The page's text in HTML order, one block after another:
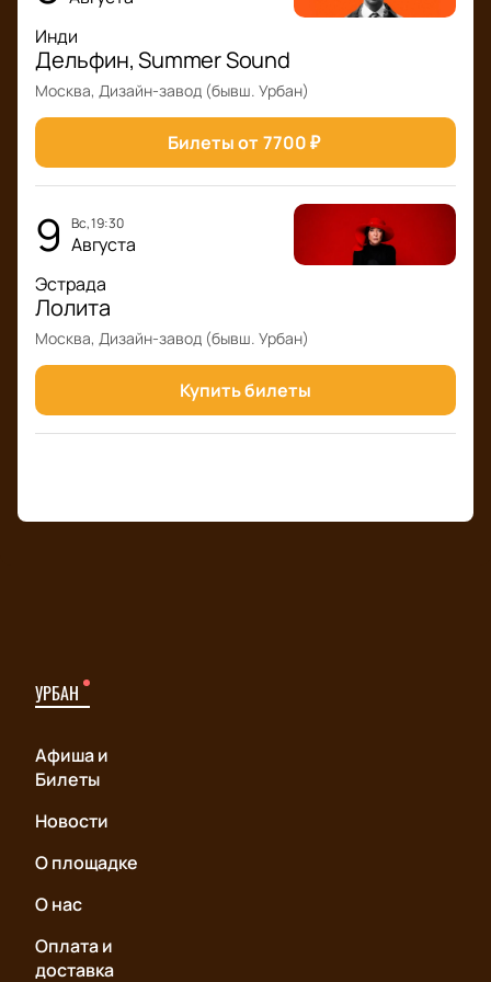
Инди
Дельфин, Summer Sound
Москва, Дизайн-завод (бывш. Урбан)
Билеты от 7700₽
9 вс, 19:30
Августа
Эстрада
Лолита
Москва, Дизайн-завод (бывш. Урбан)
Купить билеты
УРБАН
Афиша и
Билеты
Новости
О площадке
О нас
Оплата и
доставка